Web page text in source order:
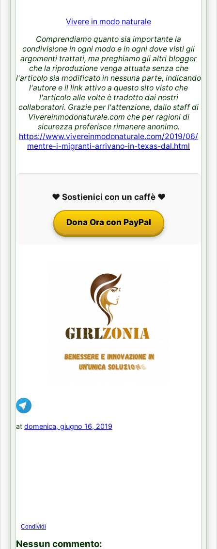
Vivere in modo naturale
Comprendiamo quanto sia importante la
condivisione in ogni modo e in ogni dove visti gli
argomenti trattati, ma preghiamo gli altri blogger
che la riproduzione venga attuata senza che
l'articolo sia modificato in nessuna parte, indicando
l'autore e il link attivo a questo sito visto che
l'articolo alle volte è tradotto dai nostri
collaboratori. Grazie per l'attenzione, dallo staff di
Vivereinmodonaturale.com che per ragioni di
sicurezza preferisce rimanere anonimo.
https://www.vivereinmodonaturale.com/2019/06/
mentre-i-migranti-arrivano-in-texas-dal.html
❤️ Sostienici con un caffè ❤️
Dona Ora con PayPal
at domenica, giugno 16, 2019
Condividi
Nessun commento: